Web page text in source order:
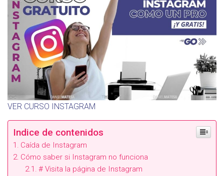
VER CURSO INSTAGRAM
Indice de contenidos
Caída de Instagram
Cómo saber si Instagram no funciona
# Visita la página de Instagram